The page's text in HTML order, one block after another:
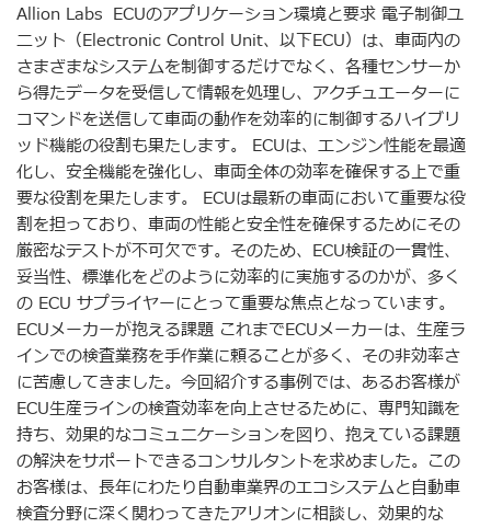
Allion Labs ECUのアプリケーション環境と要求 電子制御ユ
ニット（Electronic Control Unit、以下ECU）は、車両内の
さまざまなシステムを制御するだけでなく、各種センサーか
ら得たデータを受信して情報を処理し、アクチュエーターに
コマンドを送信して車両の動作を効率的に制御するハイブリ
ッド機能の役割も果たします。 ECUは、エンジン性能を最適
化し、安全機能を強化し、車両全体の効率を確保する上で重
要な役割を果たします。 ECUは最新の車両において重要な役
割を担っており、車両の性能と安全性を確保するためにその
厳密なテストが不可欠です。そのため、ECU検証の一貫性、
妥当性、標準化をどのように効率的に実施するのかが、多く
の ECU サプライヤーにとって重要な焦点となっています。
ECUメーカーが抱える課題 これまでECUメーカーは、生産ラ
インでの検査業務を手作業に頼ることが多く、その非効率さ
に苦慮してきました。今回紹介する事例では、あるお客様が
ECU生産ラインの検査効率を向上させるために、専門知識を
持ち、効果的なコミュニケーションを図り、抱えている課題
の解決をサポートできるコンサルタントを求めました。この
お客様は、長年にわたり自動車業界のエコシステムと自動車
検査分野に深く関わってきたアリオンに相談し、効果的な